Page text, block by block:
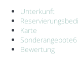
Unterkunft
Karte
Sonderangebote6
Bewertung